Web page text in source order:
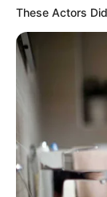
These Actors